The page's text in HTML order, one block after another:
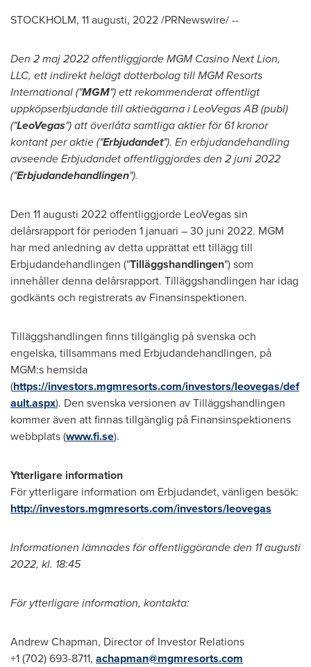
STOCKHOLM, 11 augusti, 2022/PRNewswire/ --
Den 2 maj 2022 offentliggjorde MGM Casino Next Lion,
LLC, ett indirekt helägt dotterbolag till MGM Resorts
International ("MGM") ett rekommenderat offentligt
uppköpserbjudande till aktieägarna i LeoVegas AB (publ)
("LeoVegas") att överlåta samtliga aktier för 61 kronor
kontant per aktie ("Erbjudandet"). En erbjudandehandling
avseende Erbjudandet offentliggjordes den 2 juni 2022
("Erbjudandehandlingen").
Den 11 augusti 2022 offentliggjorde LeoVegas sin
delårsrapport för perioden 1 januari – 30 juni 2022. MGM
har med anledning av detta upprättat ett tillägg till
Erbjudandehandlingen ("Tilläggshandlingen") som
innehåller denna delårsrapport. Tilläggshandlingen har idag
godkänts och registrerats av Finansinspektionen.
Tilläggshandlingen finns tillgänglig på svenska och
engelska, tillsammans med Erbjudandehandlingen, på
MGM:s hemsida
(https://investors.mgmresorts.com/investors/leovegas/def
ault.aspx). Den svenska versionen av Tilläggshandlingen
kommer även att finnas tillgänglig på Finansinspektionens
webbplats (www.fi.se).
Ytterligare information
För ytterligare information om Erbjudandet, vänligen besök:
http://investors.mgmresorts.com/investors/leovegas
Informationen lämnades för offentliggörande den 11 augusti
2022, kl. 18:45
För ytterligare information, kontakta:
Andrew Chapman, Director of Investor Relations
+1 (702) 693-8711, achapman@mgmresorts.com